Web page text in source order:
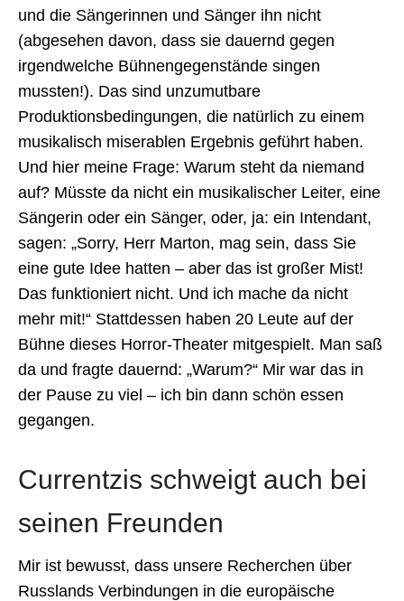
und die Sängerinnen und Sänger ihn nicht
(abgesehen davon, dass sie dauernd gegen
irgendwelche Bühnengegenstände singen
mussten!). Das sind unzumutbare
Produktionsbedingungen, die natürlich zu einem
musikalisch miserablen Ergebnis geführt haben.
Und hier meine Frage: Warum steht da niemand
auf? Müsste da nicht ein musikalischer Leiter, eine
Sängerin oder ein Sänger, oder, ja: ein Intendant,
sagen: „Sorry, Herr Marton, mag sein, dass Sie
eine gute Idee hatten – aber das ist großer Mist!
Das funktioniert nicht. Und ich mache da nicht
mehr mit!“ Stattdessen haben 20 Leute auf der
Bühne dieses Horror-Theater mitgespielt. Man saß
da und fragte dauernd: „Warum?“ Mir war das in
der Pause zu viel – ich bin dann schön essen
gegangen.
Currentzis schweigt auch bei
seinen Freunden
Mir ist bewusst, dass unsere Recherchen über
Russlands Verbindungen in die europäische